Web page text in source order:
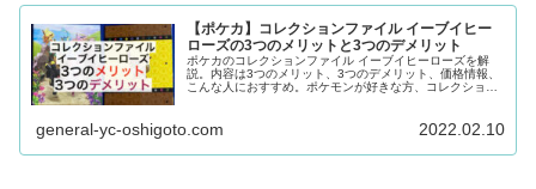
【ポケカ】コレクションファイル イーブイヒー
ローズの3つのメリットと3つのデメリット
ポケカのコレクションファイル イーブイヒーローズを解
説。内容は3つのメリット、3つのデメリット、価格情報、
こんな人におすすめ。ポケモンが好きな方、コレクション
すめの記事。
general-yc-oshigoto.com 2022.02.10